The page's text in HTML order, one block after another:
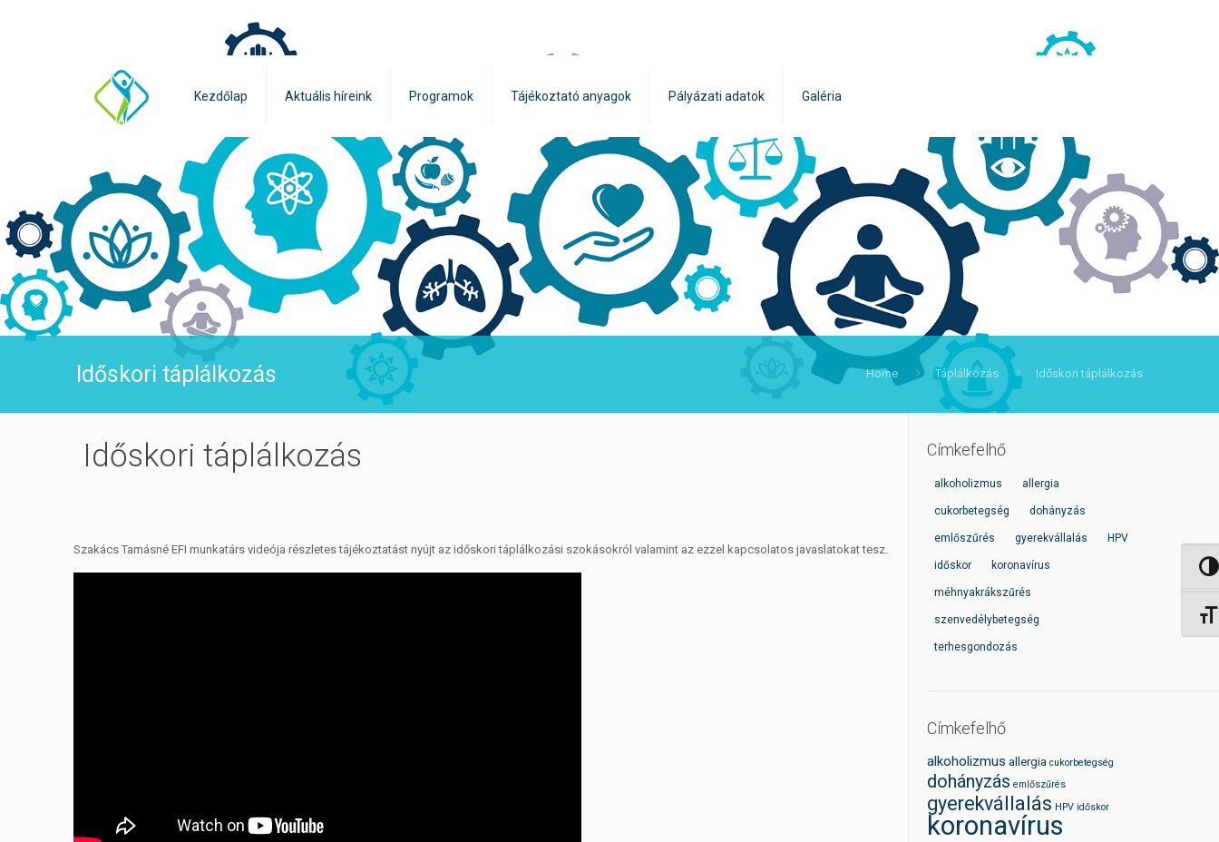
Kezdőlap Aktuális híreink Programok Tájékoztató anyagok Pályázati adatok Galéria
Időskori táplálkozás Home Táplálkozás Időskori táplálkozás
Időskori táplálkozás
Szakács Tamásné EFI munkatárs videója részletes tájékoztatást nyújt az időskori táplálkozási szokásokról valamint az ezzel kapcsolatos javaslatokat tesz.
Címkefelhő
alkoholizmus allergia
cukorbetegség dohányzás
emlőszűrés gyerekvállalás HPV
időskor koronavírus
méhnyakrákszűrés
szenvedélybetegség
terhesgondozás
Címkefelhő
alkoholizmus allergia cukorbetegség
dohányzás emlőszűrés
gyerekvállalás HPV időskor
koronavírus